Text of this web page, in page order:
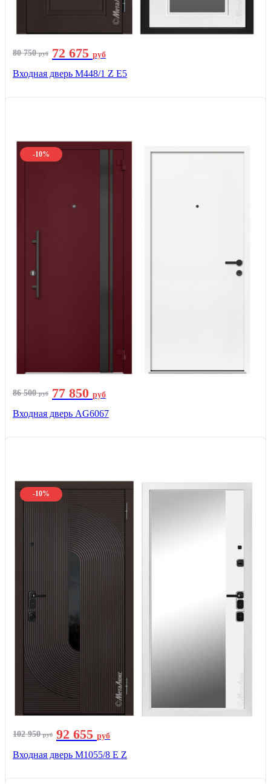
80 750руб 72 675 руб
Входная дверь М448/1 Z Е5
-10%
86 500руб 77 850 руб
Входная дверь AG6067
-10%
102 950руб 92 655 руб
Входная дверь М1055/8 Е Z